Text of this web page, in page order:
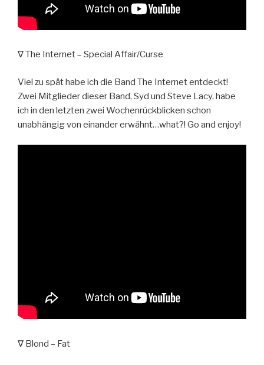
∇ The Internet – Special Affair/Curse
Viel zu spät habe ich die Band The Internet entdeckt!
Zwei Mitglieder dieser Band, Syd und Steve Lacy, habe
ich in den letzten zwei Wochenrückblicken schon
unabhängig von einander erwähnt…what?! Go and enjoy!
∇ Blond – Fat